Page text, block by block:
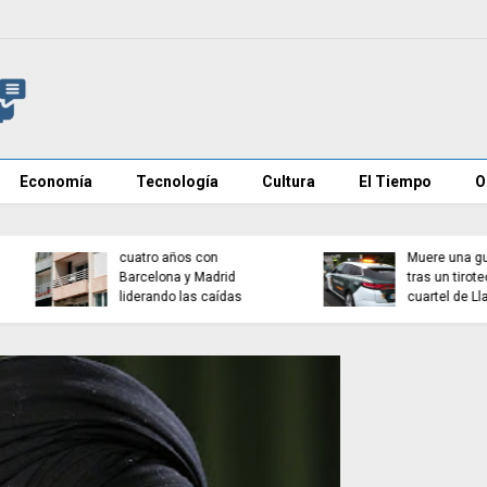
Economía Tecnología Cultura El Tiempo
Investigan mensajes en
redes contra vecinos de
Ceuta
Cadena perpetua para
autor del atropello
de Múnich